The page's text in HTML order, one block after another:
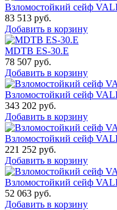
Взломостойкий сейф
83 513 руб.
Добавить в корзину
MDTB ES-30.Е
78 507 руб.
Добавить в корзину
Взломостойкий сейф
343 202 руб.
Добавить в корзину
Взломостойкий сейф
221 252 руб.
Добавить в корзину
Взломостойкий сейф
52 063 руб.
Добавить в корзину